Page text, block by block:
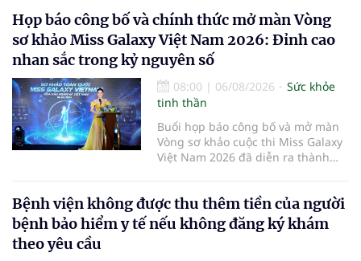
có giá trị hàng tỷ USD.
Họp báo công bố và chính thức mở màn Vòng
sơ khảo Miss Galaxy Việt Nam 2026: Đỉnh cao
nhan sắc trong kỷ nguyên số
08:00 | 06/08/2026
Sức khỏe
tinh thần
Buổi họp báo công bố và mở màn
Vòng sơ khảo cuộc thi Miss Galaxy
Việt Nam 2026 đã diễn ra thành
sắc quy mô, khác biệt và tiên
phong – nơi tôn vinh vẻ đẹp thời
đại mới kết hợp giữa Tri thức, Bản
Bệnh viện không được thu thêm tiền của người
bệnh bảo hiểm y tế nếu không đăng ký khám
theo yêu cầu